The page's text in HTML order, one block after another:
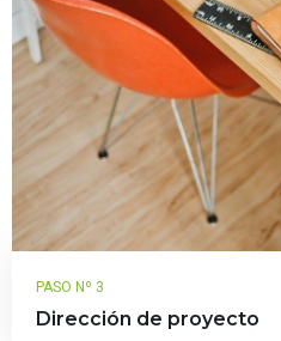
PASO Nº 3
Dirección de proyecto